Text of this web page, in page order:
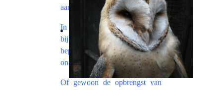
aan onze werking...
In uw nalatenschap waarbij u
bij overlijden een vooraf
bepaald bedrag laat doneren aan
onze werking...
Of gewoon de opbrengst van